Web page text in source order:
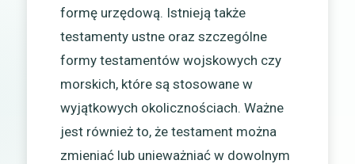
formę urzędową. Istnieją także
testamenty ustne oraz szczególne
formy testamentów wojskowych czy
morskich, które są stosowane w
wyjątkowych okolicznościach. Ważne
jest również to, że testament można
zmieniać lub unieważniać w dowolnym